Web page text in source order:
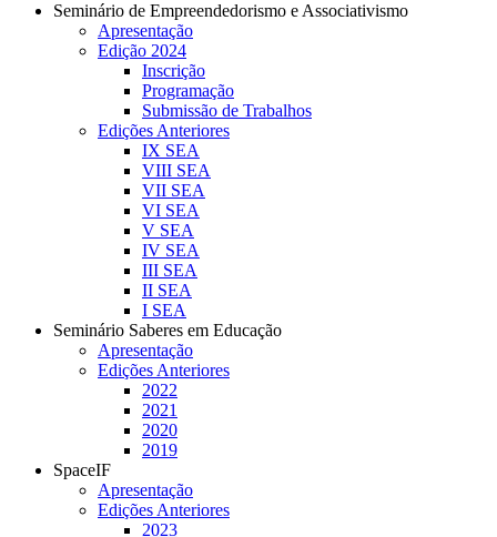
Seminário de Empreendedorismo e Associativismo
Apresentação
Edição 2024
Inscrição
Programação
Submissão de Trabalhos
Edições Anteriores
IX SEA
VIII SEA
VII SEA
VI SEA
V SEA
IV SEA
III SEA
II SEA
I SEA
Seminário Saberes em Educação
Apresentação
Edições Anteriores
2022
2021
2020
2019
SpaceIF
Apresentação
Edições Anteriores
2023